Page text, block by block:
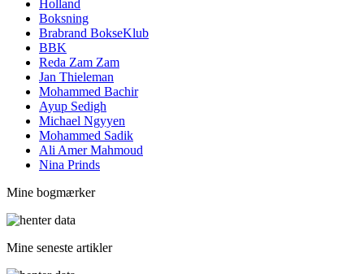
Holland
Boksning
Brabrand BokseKlub
BBK
Reda Zam Zam
Jan Thieleman
Mohammed Bachir
Ayup Sedigh
Michael Ngyyen
Mohammed Sadik
Ali Amer Mahmoud
Nina Prinds
Mine bogmærker
Mine seneste artikler